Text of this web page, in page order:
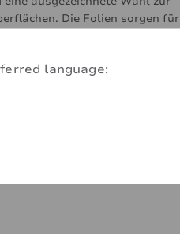
language:
Die Folien sorgen für
auf